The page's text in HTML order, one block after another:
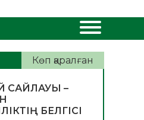
Көп қаралған
САЙЛАУЫ –
БЕЛГІСІ